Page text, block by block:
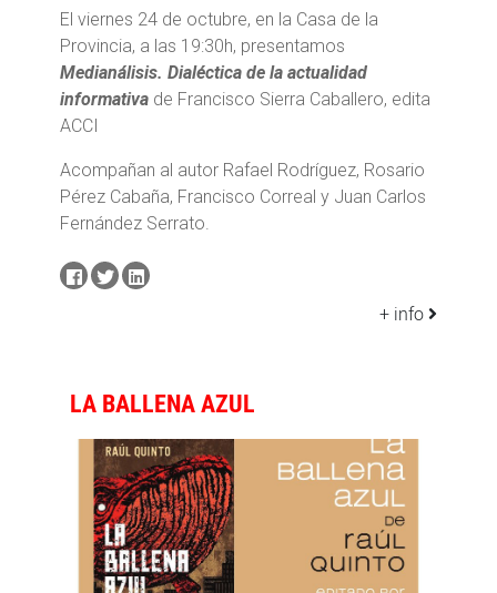
El viernes 24 de octubre, en la Casa de la
Provincia, a las 19:30h, presentamos
Medianálisis. Dialéctica de la actualidad
informativa de Francisco Sierra Caballero, edita
ACCI
Acompañan al autor Rafael Rodríguez, Rosario
Pérez Cabaña, Francisco Correal y Juan Carlos
Fernández Serrato.
+ info
LA BALLENA AZUL